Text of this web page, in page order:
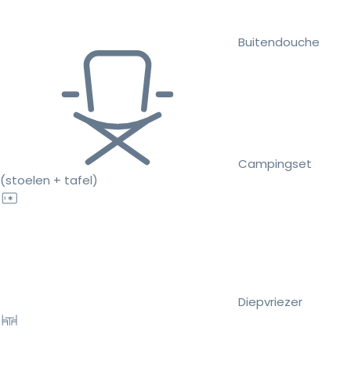
Buitendouche
Campingset
(stoelen + tafel)
Diepvriezer